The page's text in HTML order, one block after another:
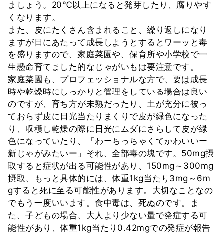
ましょう。20℃以上になると発芽したり、腐りやす
くなります。
また、皮にたくさん含まれること、繰り返しになり
ますが日にあたって成長しようとするとワーッと毒
を盛りますので、家庭菜園や、保育所や小学校で一
生懸命育てました的なじゃがいもは要注意です。
家庭菜園も、プロフェッショナルな方で、要は成長
時や乾燥時にしっかりと管理をしている場合は良い
のですが、育ち方が未熟だったり、土が充分に被っ
ておらず皮に日光当たりまくりで皮が緑色になった
り、収穫し乾燥の際に日光にムダにさらして皮が緑
色になっていたり、「わーちっちゃくてかわいいー
新じゃがみたいー」それ、全部毒の塊です。50mg摂
取すると症状が出る可能性があり、150mg～300mg
摂取、もっと具体的には、体重1kg当たり3mg～6m
gすると死に至る可能性があります。大切なことなの
でもう一度いいます。食中毒は、死ぬのです。ま
た、子どもの場合、大人より少ない量で発症する可
能性があり、体重1kg当たり0.42mgでの発症が報告